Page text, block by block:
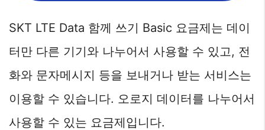
SKT LTE Data 함께 쓰기 Basic 요금제는 데이
터만 다른 기기와 나누어서 사용할 수 있고, 전
화와 문자메시지 등을 보내거나 받는 서비스는
이용할 수 있습니다. 오로지 데이터를 나누어서
사용할 수 있는 요금제입니다.